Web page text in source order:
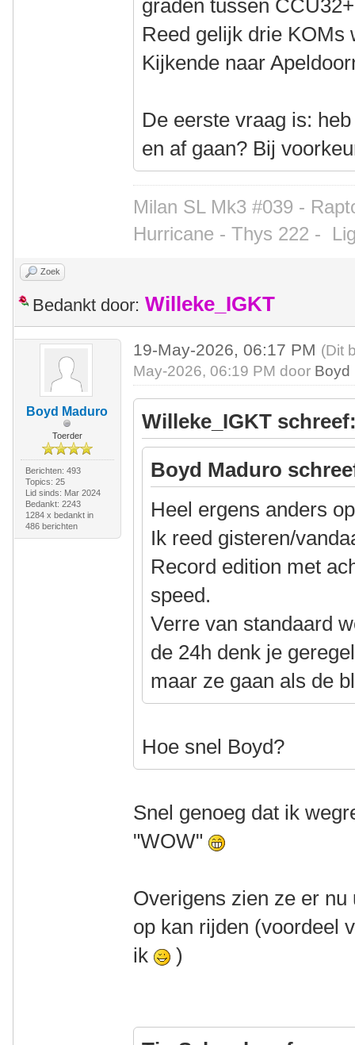
graden tussen
Reed gelijk drie KOMs
Kijkende naar
De eerste vraag is:
en af gaan? Bij
Milan SL Mk3 #039 -
Hurricane - Thys 222 -
Zoek
Bedankt door: Willeke_IGKT
Boyd Maduro
Toerder
Berichten: 493
Topics: 25
Lid sinds: Mar 2024
Bedankt: 2243
1284 x bedankt in
486 berichten
19-May-2026, 06:17 PM (Dit
May-2026, 06:19 PM door Boyd
Willeke_IGKT
Boyd Maduro
Heel ergens anders
Ik reed gisteren/
Record edition met
speed.
Verre van standaard
de 24h denk je
maar ze gaan als de
Hoe snel Boyd?
Snel genoeg dat ik
"WOW"
Overigens zien ze er
op kan rijden (voordeel
ik
)